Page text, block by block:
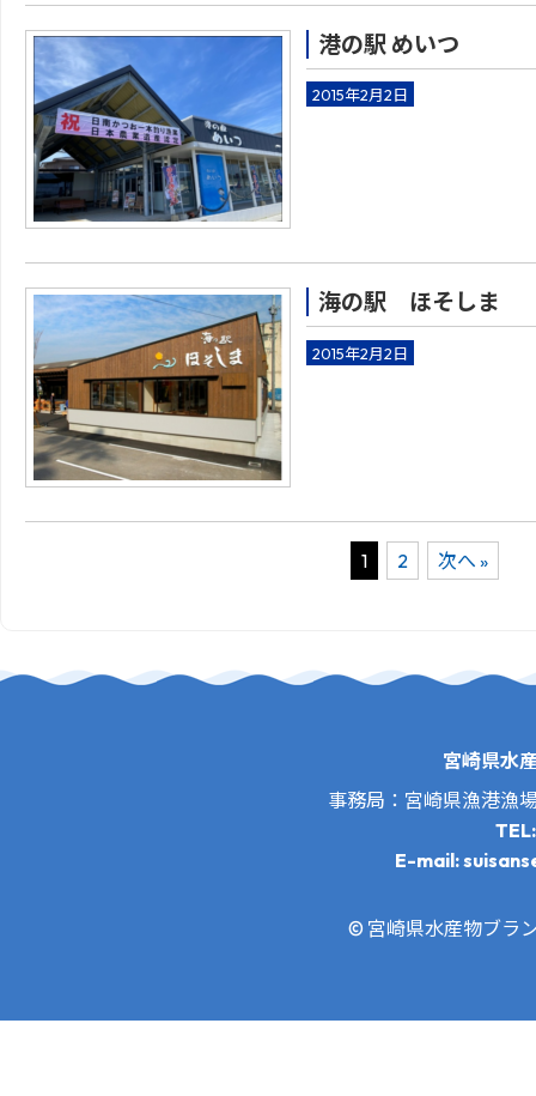
港の駅 めいつ
2015年2月2日
海の駅 ほそしま
2015年2月2日
1 2 次へ »
宮崎県水
事務局：宮崎県漁港漁
E-mail:
© 宮崎県水産物ブラ